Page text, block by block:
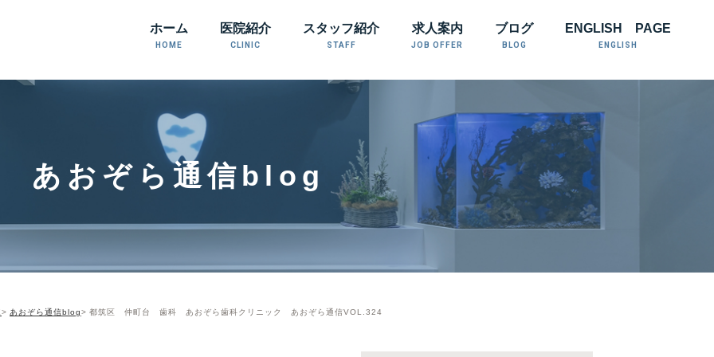
ホーム
HOME
医院紹介
CLINIC
スタッフ紹介
STAFF
求人案内
JOB OFFER
ブログ
BLOG
ENGLISH PAGE
ENGLISH
あおぞら通信blog
あおぞら通信blog 都筑区 仲町台 歯科 あおぞら歯科クリニック あおぞら通信VOL.324